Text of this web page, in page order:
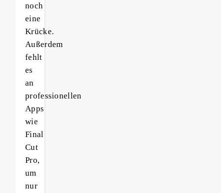
noch
eine
Krücke.
Außerdem
fehlt
es
an
professionellen
Apps
wie
Final
Cut
Pro,
um
nur